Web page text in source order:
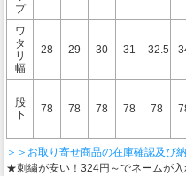
プ
ワ
タ
リ
幅
28 29 30 31 32.5
股
下
78 78 78 78 78
＞＞お取り寄せ商品の在庫確認及び
★刺繍が安い！324円～でネームが